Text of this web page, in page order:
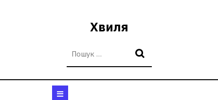
Хвиля